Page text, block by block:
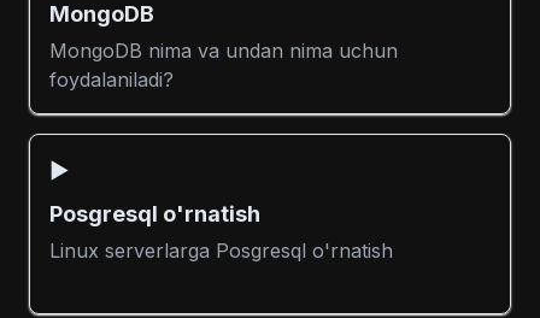
MongoDB
MongoDB nima va undan nima uchun
foydalaniladi?
▶️
Posgresql o'rnatish
Linux serverlarga Posgresql o'rnatish